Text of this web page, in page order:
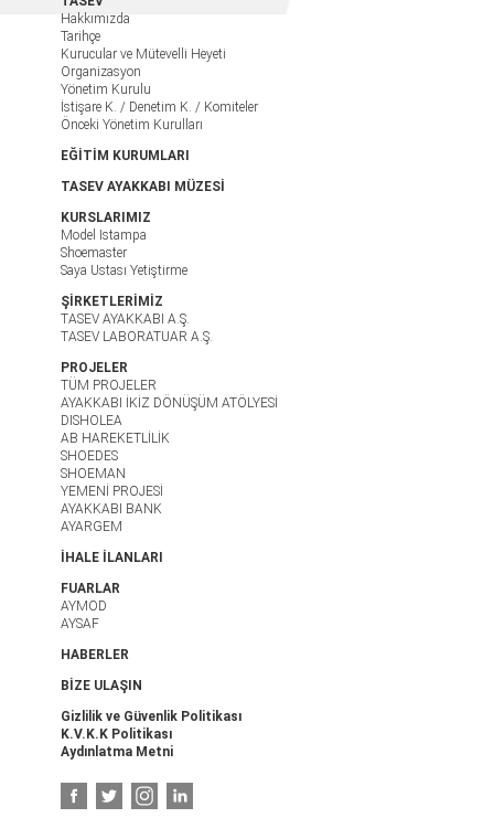
Hakkımızda
Tarihçe
Kurucular ve Mütevelli Heyeti
Organizasyon
Yönetim Kurulu
İstişare K. / Denetim K. / Komiteler
Önceki Yönetim Kurulları
EĞİTİM KURUMLARI
TASEV AYAKKABI MÜZESİ
KURSLARIMIZ
Model Istampa
Shoemaster
Saya Ustası Yetiştirme
ŞİRKETLERİMİZ
TASEV AYAKKABI A.Ş.
TASEV LABORATUAR A.Ş.
PROJELER
TÜM PROJELER
AYAKKABI İKİZ DÖNÜŞÜM ATÖLYESİ
DISHOLEA
AB HAREKETLİLİK
SHOEDES
SHOEMAN
YEMENİ PROJESİ
AYAKKABI BANK
AYARGEM
İHALE İLANLARI
FUARLAR
AYMOD
AYSAF
HABERLER
BİZE ULAŞIN
Gizlilik ve Güvenlik Politikası
K.V.K.K Politikası
Aydınlatma Metni